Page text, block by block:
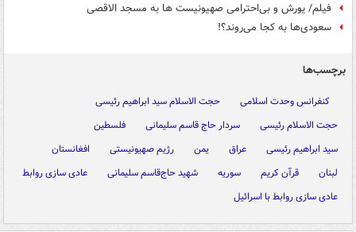
فیلم/ یورش و بی‌احترامی صهیونیست ها به مسجد الاقصی
سعودی‌ها به کجا می‌روند؟!
برچسب‌ها
کنفرانس وحدت اسلامی
حجت الاسلام سید ابراهیم رئیسی
حجت الاسلام رئیسی
سردار حاج قاسم سلیمانی
فلسطین
سید ابراهیم رئیسی
عراق یمن رژیم صهیونیستی
افغانستان
لبنان
قرآن کریم سوریه شهید حاج‌قاسم سلیمانی‌
عادی سازی روابط
عادی سازی روابط با اسرائیل